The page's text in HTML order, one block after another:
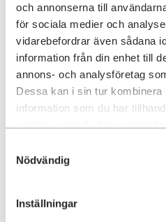
och annonserna till
för sociala medier och
vidarebefordrar även sådana
information från din enhet till
annons- och analysföretag
Dessa kan i sin tur kombinera
information som du har
Nödvändig
Inställningar
Lokalhyror brukar räknas
förändringar i Konsument-
fastställs av Statistiska
hyresvärden ska få
Vid tecknande av avtal
hyresgäst överens om ett
Vid kortare avtalsperioder
Momsad lokal